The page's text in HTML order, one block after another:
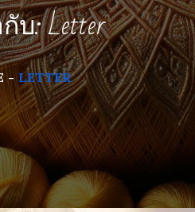
บ: Letter
LETTER